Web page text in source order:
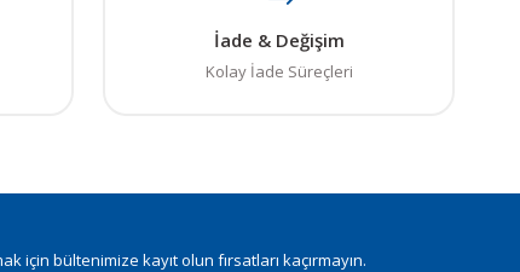
İade & Değişim
Kolay İade Süreçleri
için bültenimize kayıt olun fırsatları kaçırmayın.